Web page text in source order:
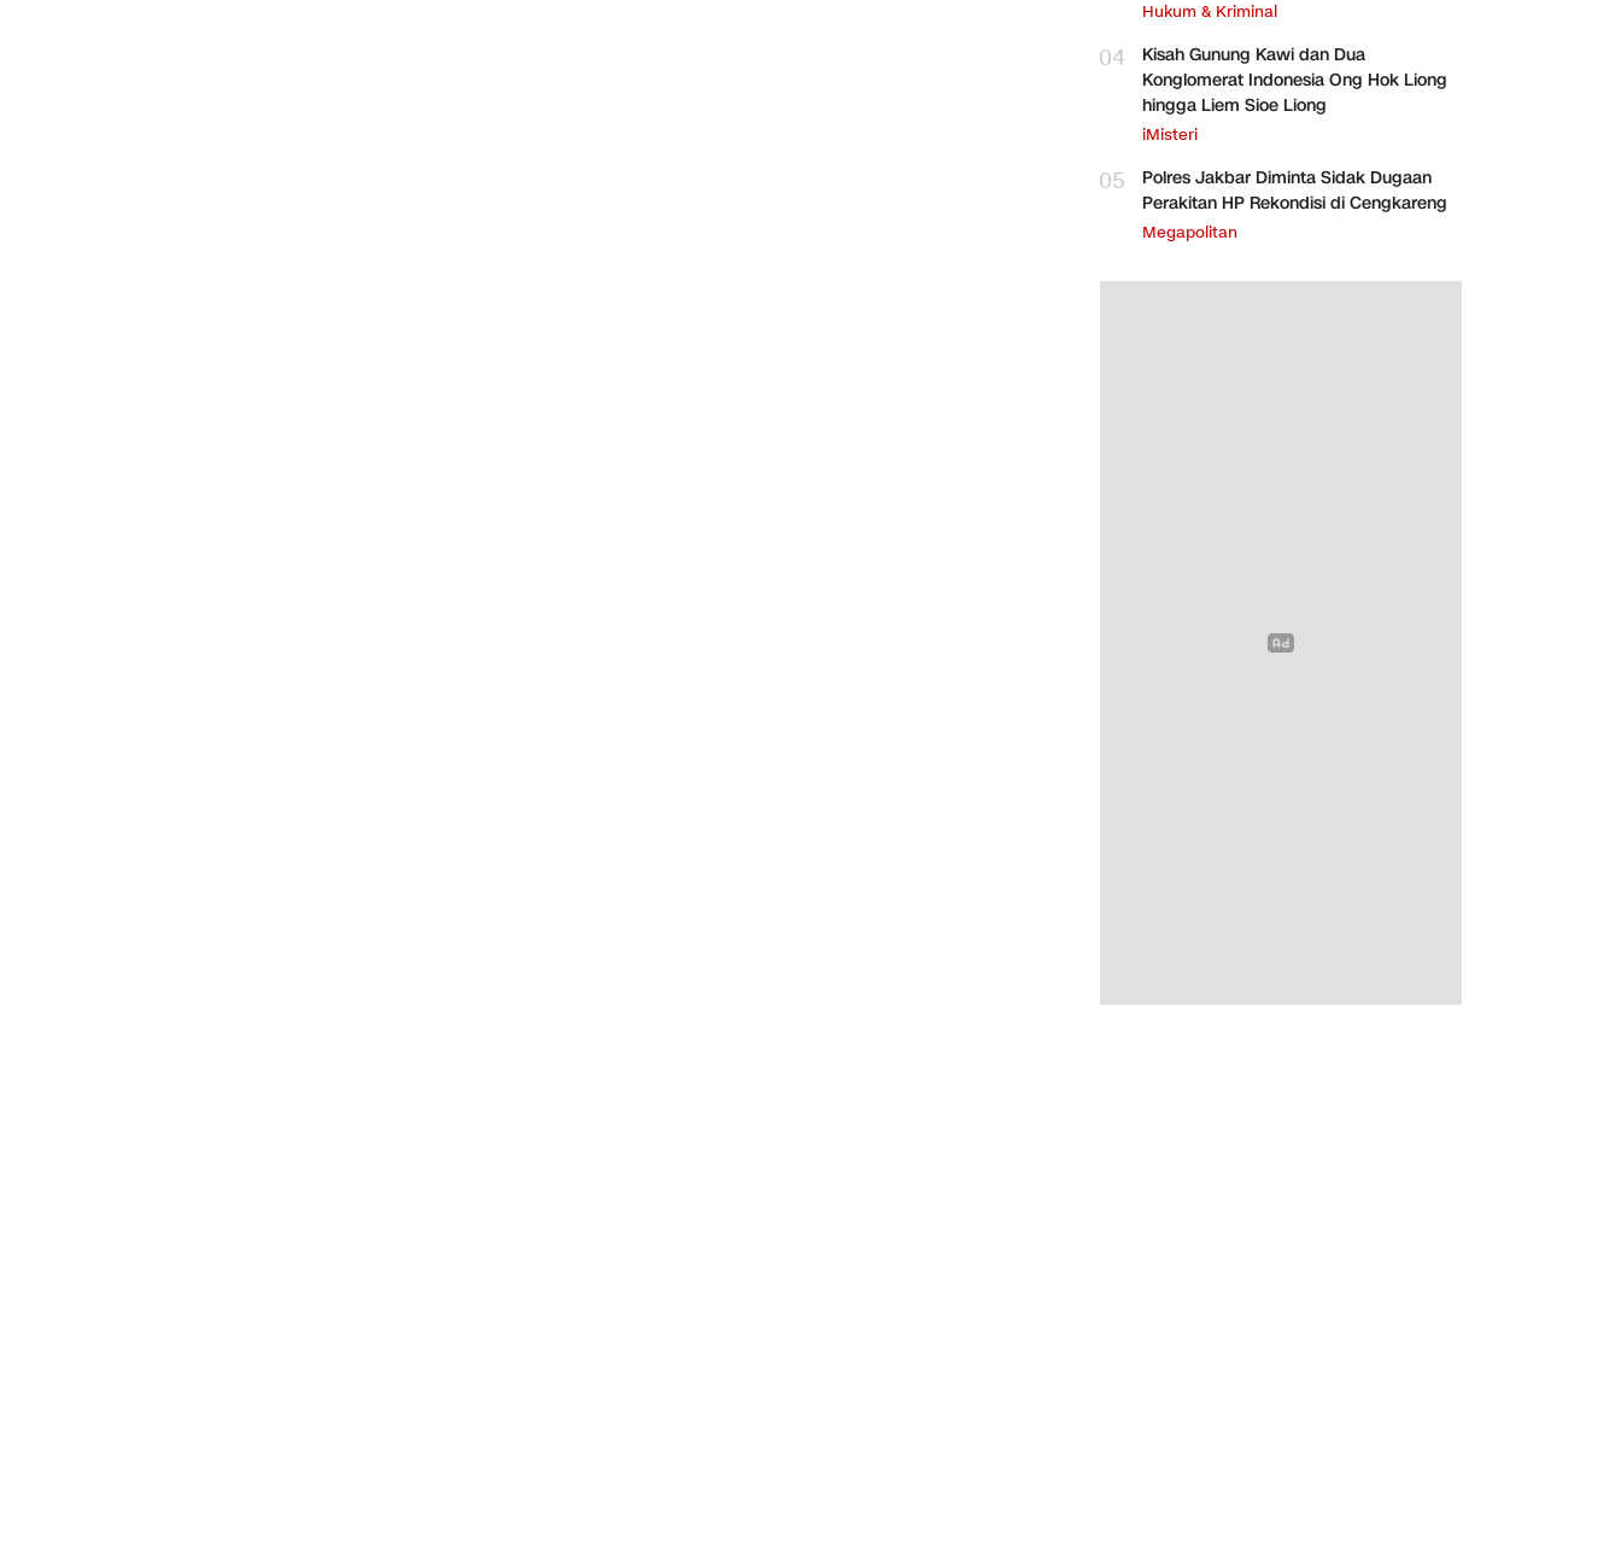
Hukum & Kriminal
04
Kisah Gunung Kawi dan Dua
Konglomerat Indonesia Ong Hok Liong
hingga Liem Sioe Liong
iMisteri
05
Polres Jakbar Diminta Sidak Dugaan
Perakitan HP Rekondisi di Cengkareng
Megapolitan